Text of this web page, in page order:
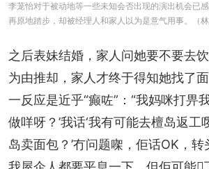
李茏怡对于被动地等一些未知会否出现的演出机会已
再原地踏步，却被经理人和家人以为是意气用事。（林
之后表妹结婚，家人问她要不要去
为由推却，家人才终于得知她找了
一反应是近乎“癫咗”：“我妈咪打畀
做咩呀？’我话‘我有可能去檀岛返工
岛卖面包？’冇问题㗎，佢话OK，